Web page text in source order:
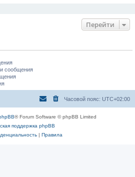
Перейти
сообщения
Часовой пояс: UTC+02:00
® Forum Software © phpBB Limited
поддержка phpBB
| Правила